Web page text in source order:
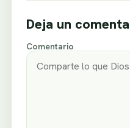
Deja un
Comentario